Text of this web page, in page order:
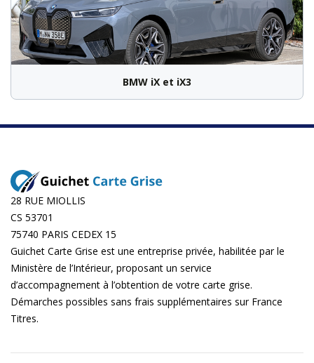
BMW iX et iX3
28 RUE MIOLLIS
CS 53701
75740 PARIS CEDEX 15
Guichet Carte Grise est une entreprise privée, habilitée par le
Ministère de l’Intérieur, proposant un service
d’accompagnement à l’obtention de votre carte grise.
Démarches possibles sans frais supplémentaires sur France
Titres.